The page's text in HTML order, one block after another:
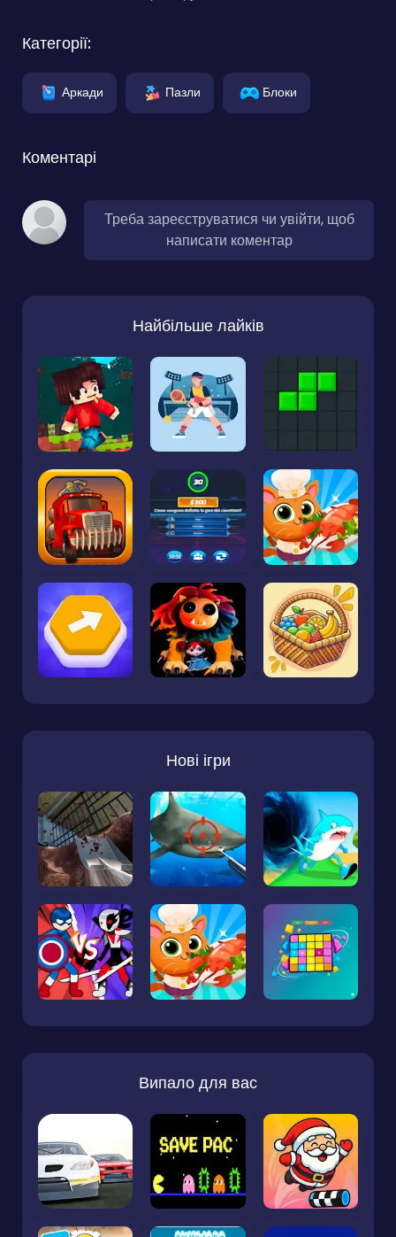
Категорії:
Аркади Пазли Блоки
Коментарі
Треба зареєструватися чи увійти, щоб
написати коментар
Найбільше лайків
Нові ігри
Випало для вас